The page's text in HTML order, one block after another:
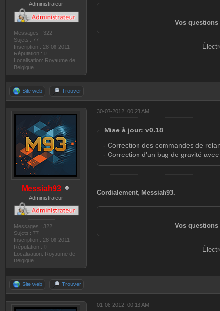
Administrateur
Messages : 322
Sujets : 77
Inscription : 28-08-2011
Réputation :
Localisation: Royaume de
Belgique
Vos questions
Site web Trouver
Messiah93
Administrateur
Messages : 322
Sujets : 77
Inscription : 28-08-2011
Réputation :
Localisation: Royaume de
Belgique
30-07-2012, 00:23 AM
Mise à jour: v0.18
- Correction des commandes de
- Correction d'un bug de gravité
———————————————
Cordialement, Messiah93.
Vos questions
Site web Trouver
01-08-2012, 00:13 AM